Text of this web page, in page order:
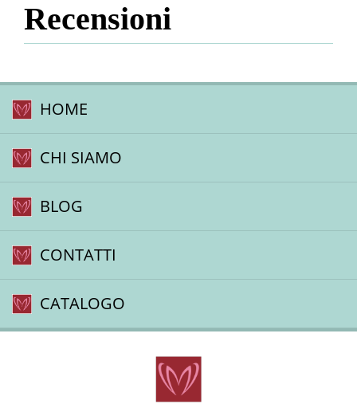
Recensioni
HOME
CHI SIAMO
BLOG
CONTATTI
CATALOGO